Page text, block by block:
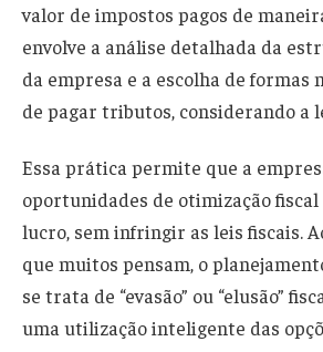
valor de impostos pagos de
envolve a análise detalhada da
da empresa e a escolha de formas
de pagar tributos, considerando a
Essa prática permite que a
oportunidades de otimização fiscal
lucro, sem infringir as leis fiscais.
que muitos pensam, o
se trata de “evasão” ou “elusão”
uma utilização inteligente das